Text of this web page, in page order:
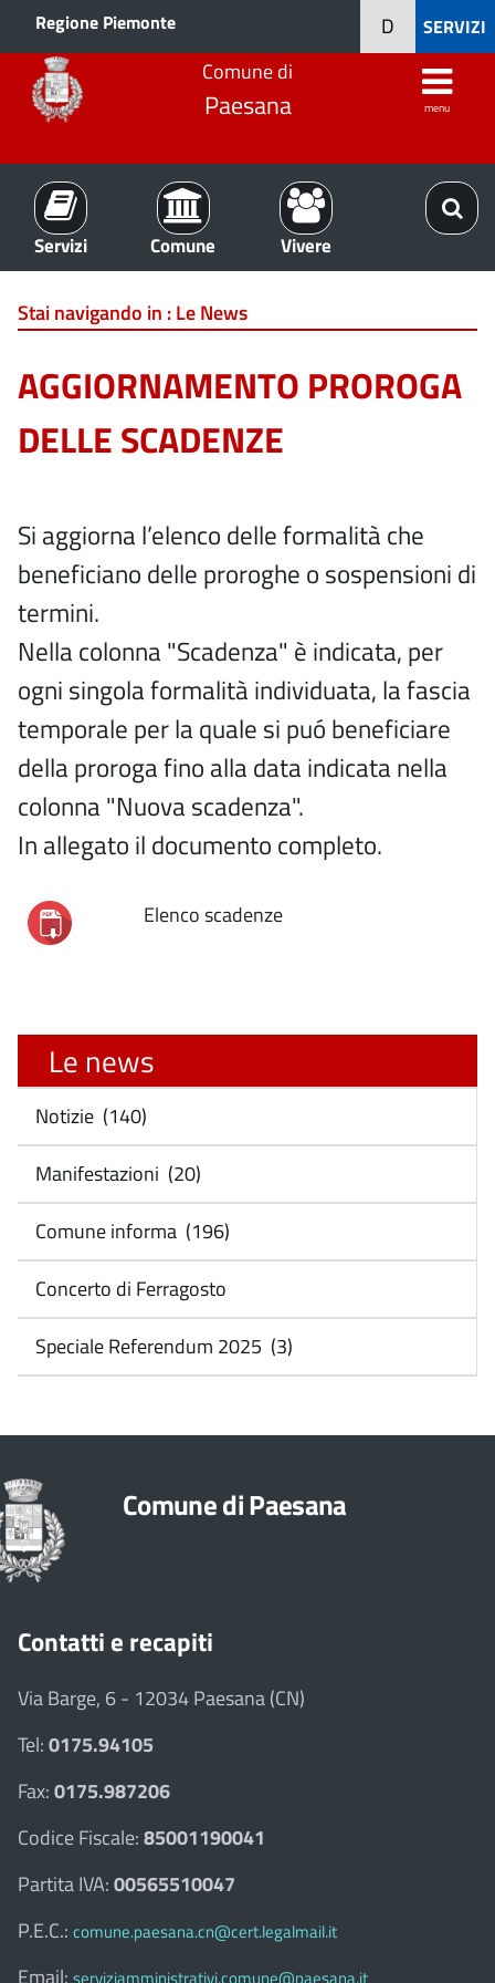
Regione Piemonte SERVIZI
D
Comune di
Paesana menu
Servizi Comune Vivere
Stai navigando in :Le News
AGGIORNAMENTO PROROGA
DELLE SCADENZE
Si aggiorna l’elenco delle formalità che
beneficiano delle proroghe o sospensioni di
termini.
Nella colonna "Scadenza" è indicata, per
ogni singola formalità individuata, la fascia
temporale per la quale si puó beneficiare
della proroga fino alla data indicata nella
colonna "Nuova scadenza".
In allegato il documento completo.
Elenco scadenze
Le news
Notizie (140)
Manifestazioni (20)
Comune informa (196)
Concerto di Ferragosto
Speciale Referendum 2025 (3)
Comune di Paesana
Contatti e recapiti
Via Barge, 6 - 12034 Paesana (CN)
Tel:0175.94105
Fax:0175.987206
Codice Fiscale:85001190041
Partita IVA:00565510047
P.E.C.: comune.paesana.cn@cert.legalmail.it
Email: serviziamministrativi.comune@paesana.it